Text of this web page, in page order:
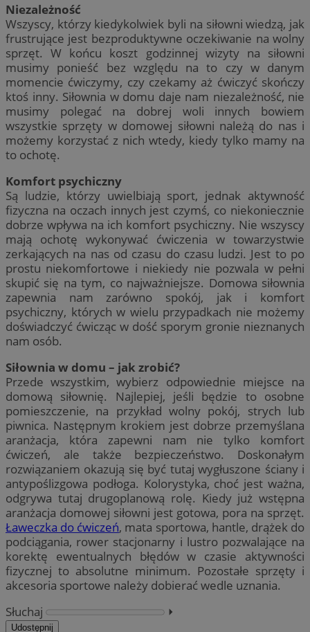
Niezależność
Wszyscy, którzy kiedykolwiek byli na siłowni wiedzą, jak
frustrujące jest bezproduktywne oczekiwanie na wolny
sprzęt. W końcu koszt godzinnej wizyty na siłowni
musimy ponieść bez względu na to czy w danym
momencie ćwiczymy, czy czekamy aż ćwiczyć skończy
ktoś inny. Siłownia w domu daje nam niezależność, nie
musimy polegać na dobrej woli innych bowiem
wszystkie sprzęty w domowej siłowni należą do nas i
możemy korzystać z nich wtedy, kiedy tylko mamy na
to ochotę.
Komfort psychiczny
Są ludzie, którzy uwielbiają sport, jednak aktywność
fizyczna na oczach innych jest czymś, co niekoniecznie
dobrze wpływa na ich komfort psychiczny. Nie wszyscy
mają ochotę wykonywać ćwiczenia w towarzystwie
zerkających na nas od czasu do czasu ludzi. Jest to po
prostu niekomfortowe i niekiedy nie pozwala w pełni
skupić się na tym, co najważniejsze. Domowa siłownia
zapewnia nam zarówno spokój, jak i komfort
psychiczny, których w wielu przypadkach nie możemy
doświadczyć ćwicząc w dość sporym gronie nieznanych
nam osób.
Siłownia w domu – jak zrobić?
Przede wszystkim, wybierz odpowiednie miejsce na
domową siłownię. Najlepiej, jeśli będzie to osobne
pomieszczenie, na przykład wolny pokój, strych lub
piwnica. Następnym krokiem jest dobrze przemyślana
aranżacja, która zapewni nam nie tylko komfort
ćwiczeń, ale także bezpieczeństwo. Doskonałym
rozwiązaniem okazują się być tutaj wygłuszone ściany i
antypoślizgowa podłoga. Kolorystyka, choć jest ważna,
odgrywa tutaj drugoplanową rolę. Kiedy już wstępna
aranżacja domowej siłowni jest gotowa, pora na sprzęt.
Ławeczka do ćwiczeń, mata sportowa, hantle, drążek do
podciągania, rower stacjonarny i lustro pozwalające na
korektę ewentualnych błędów w czasie aktywności
fizycznej to absolutne minimum. Pozostałe sprzęty i
akcesoria sportowe należy dobierać wedle uznania.
Słuchaj
⏵︎
Udostępnij